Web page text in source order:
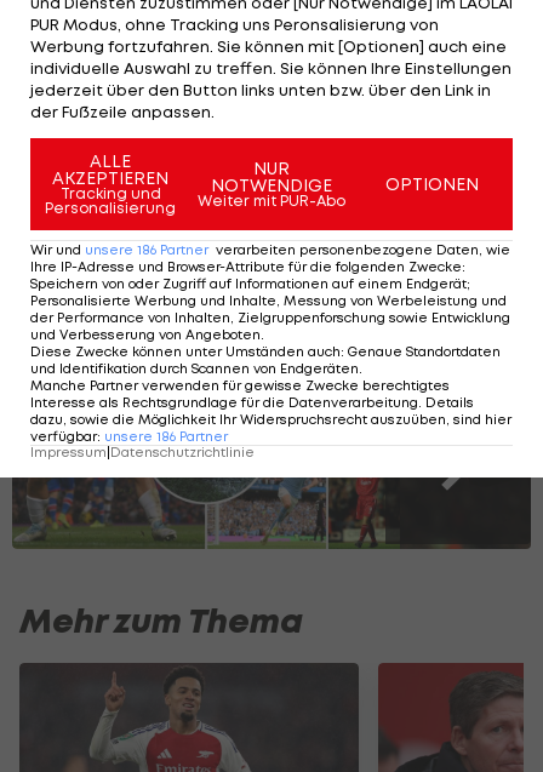
ÖFB-Team
Drittligist gibt fast so
Bundesliga
International
Premier League: Diese Kicker erzielten
die meisten Hattricks
SLIDESHOW
STARTEN
Mehr zum Thema
PUR Modus, ohne Tracking uns Peronsalisierung von
Werbung fortzufahren. Sie können mit [Optionen] auch eine
individuelle Auswahl zu treffen. Sie können Ihre Einstellungen
jederzeit über den Button links unten bzw. über den Link in
der Fußzeile anpassen.
ALLE
AKZEPTIEREN
Tracking und
Personalisierung
NUR
NOTWENDIGE
Weiter mit PUR-Abo
OPTIONEN
Wir und unsere 186 Partner verarbeiten personenbezogene Daten, wie
Ihre IP-Adresse und Browser-Attribute für die folgenden Zwecke:
Speichern von oder Zugriff auf Informationen auf einem Endgerät;
Personalisierte Werbung und Inhalte, Messung von Werbeleistung und
der Performance von Inhalten, Zielgruppenforschung sowie Entwicklung
und Verbesserung von Angeboten
Diese Zwecke können unter Umständen auch: Genaue Standortdaten
und Identifikation durch Scannen von Endgeräten
Manche Partner verwenden für gewisse Zwecke berechtigtes
Interesse als Rechtsgrundlage für die Datenverarbeitung. Details
dazu, sowie die Möglichkeit Ihr Widerspruchsrecht auszuüben, sind hier
verfügbar: unsere 186 Partner
Impressum|Datenschutzrichtlinie